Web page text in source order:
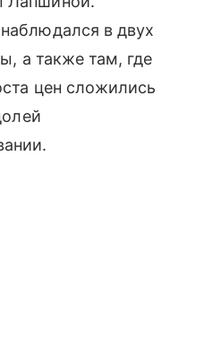
в двух
а также там, где
цен сложились